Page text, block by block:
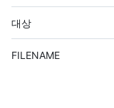
대상
FILENAME